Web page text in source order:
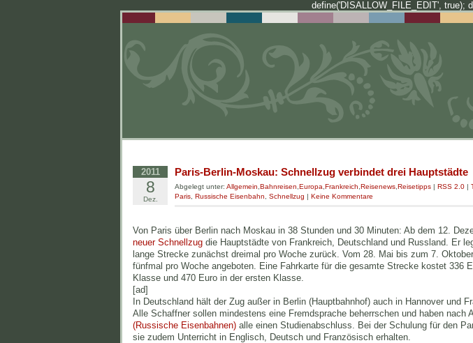
define('DISALLOW_FILE_EDIT', true);
2011
8
Dez.
Paris-Berlin-Moskau: Schnellzug verbindet drei Hauptstädte
Abgelegt unter: Allgemein Bahnreisen Europa Frankreich Reisenews Reisetipps | RSS 2.0 |
Paris Russische Eisenbahn Schnellzug | Keine Kommentare
Von Paris über Berlin nach Moskau in 38 Stunden und 30 Minuten: Ab dem 12.
neuer Schnellzug die Hauptstädte von Frankreich, Deutschland und Russland. Er
lange Strecke zunächst dreimal pro Woche zurück. Vom 28. Mai bis zum 7.
fünfmal pro Woche angeboten. Eine Fahrkarte für die gesamte Strecke kostet 336
Klasse und 470 Euro in der ersten Klasse.
[ad]
In Deutschland hält der Zug außer in Berlin (Hauptbahnhof) auch in Hannover und
Alle Schaffner sollen mindestens eine Fremdsprache beherrschen und haben nach
(Russische Eisenbahnen) alle einen Studienabschluss. Bei der Schulung für den
sie zudem Unterricht in Englisch, Deutsch und Französisch erhalten.